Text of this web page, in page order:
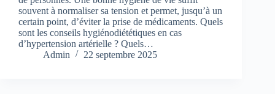
souvent à normaliser sa tension et permet, jusqu’à un
certain point, d’éviter la prise de médicaments. Quels
sont les conseils hygiénodiététiques en cas
d’hypertension artérielle ? Quels…
Admin
22 septembre 2025